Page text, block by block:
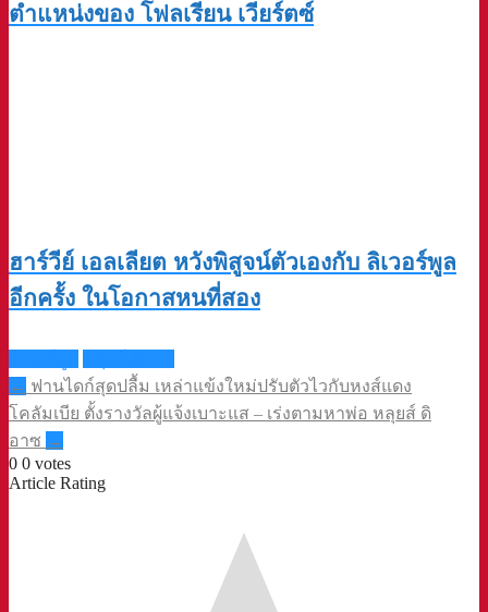
ตำแหน่งของ โฟลเรียน เวียร์ตซ์
ฮาร์วีย์ เอลเลียต หวังพิสูจน์ตัวเองกับ ลิเวอร์พูล
อีกครั้ง ในโอกาสหนที่สอง
Post
navigation
← ฟานไดก์สุดปลื้ม เหล่าแข้งใหม่ปรับตัวไวกับหงส์แดง
โคลัมเบีย ตั้งรางวัลผู้แจ้งเบาะแส – เร่งตามหาพ่อ หลุยส์ ดิ
อาซ →
0 0 votes
Article Rating